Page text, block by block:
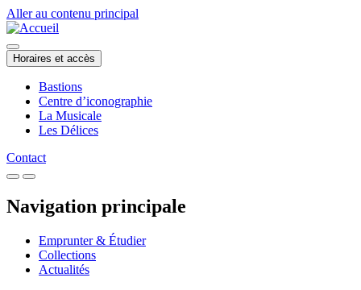
Aller au contenu principal
Horaires et accès
Bastions
Centre d’iconographie
La Musicale
Les Délices
Contact
Navigation principale
Emprunter & Étudier
Collections
Actualités